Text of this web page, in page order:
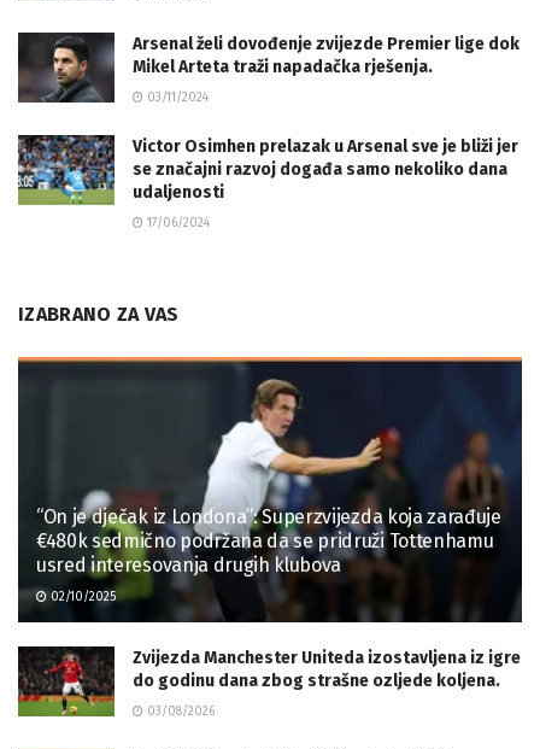
Arsenal želi dovođenje zvijezde Premier lige dok
Mikel Arteta traži napadačka rješenja.
03/11/2024
Victor Osimhen prelazak u Arsenal sve je bliži jer
se značajni razvoj događa samo nekoliko dana
udaljenosti
17/06/2024
IZABRANO ZA VAS
“On je dječak iz Londona”: Superzvijezda koja zarađuje
€480k sedmično podržana da se pridruži Tottenhamu
usred interesovanja drugih klubova
02/10/2025
Zvijezda Manchester Uniteda izostavljena iz igre
do godinu dana zbog strašne ozljede koljena.
03/08/2026